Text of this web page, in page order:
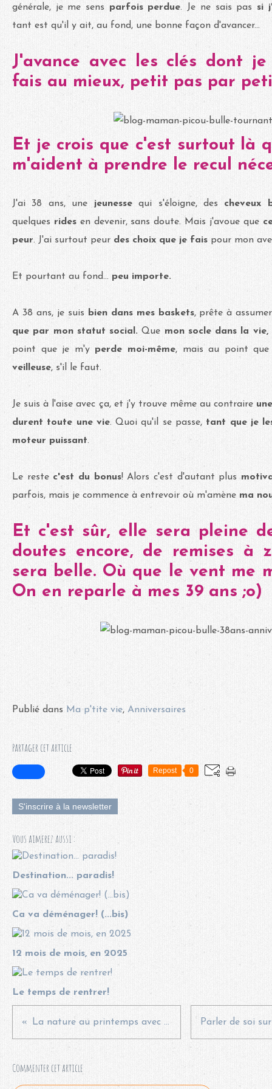
générale, je me sens parfois perdue. Je ne sais pas si
tant est qu'il y ait, au fond, une bonne façon d'avancer...
J'avance avec les clés dont
fais au mieux, petit pas par
Et je crois que c'est surtout là
m'aident à prendre le recul
J'ai 38 ans, une jeunessequi s'éloigne, des cheveux
quelques ridesen devenir, sans doute. Mais j'avoue que
peur. J'ai surtout peur des choix que je fais pour mon
Et pourtant au fond... peu importe.
A 38 ans, je suis bien dans mes baskets, prête à
que par mon statut social.Que mon socle dans la
point que je m'y perde moi-même, mais au point
veilleuse, s'il le faut.
Je suis à l'aise avec ça, et j'y trouve même au contraire
durent toute une vie. Quoi qu'il se passe, tant que je
moteur puissant.
Le reste c'est du bonus! Alors c'est d'autant plus
parfois, mais je commence à entrevoir où m'amène ma
Et c'est sûr, elle sera pleine
doutes encore, de remises à
sera belle. Où que le vent me
On en reparle à mes 39 ans ;o)
Publié dans Ma p'tite vie, Anniversaires
Partager cet article
Repost 0
S'inscrire à la newsletter
Vous aimerez aussi :
Destination... paradis!
Ca va déménager! (...bis)
12 mois de mois, en 2025
Le temps de rentrer!
La nature au printemps avec Usborne*
Commenter cet article